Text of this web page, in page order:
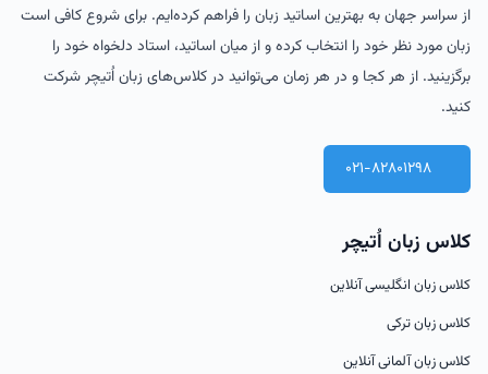
چرا چینی یاد بگیریم؟
یادگیری زبان چینی و استفاده از دانش یک استاد چینی، فواید
متعددی برایافراد به ارمغان می‌آورد که از جمله آنها می‌توان به موارد
زیر اشاره کرد:
فرصت‌های شغلی:
چین به عنوان دومین اقتصاد بزرگ جهان، مقصدی جذاب برای بسیاری
ازسرمایه‌گذاران و بازرگانان است. تسلط بر زبان چینی می‌تواند به شما
کند.
گردشگری:
چین به عنوان یکی از محبوب‌ترین مقاصد گردشگری دنیا، دارای
از سراسر جهان به بهترین اساتید زبان را فراهم کرده‌ایم. برای شروع کافی است
زبان مورد نظر خود را انتخاب کرده و از میان اساتید، استاد دلخواه خود را
برگزینید. از هر کجا و در هر زمان می‌توانید در کلاس‌های زبان اُتیچر شرکت
کنید.
021-82801298
کلاس زبان اُتیچر
کلاس زبان انگلیسی آنلاین
کلاس زبان ترکی
کلاس زبان آلمانی آنلاین